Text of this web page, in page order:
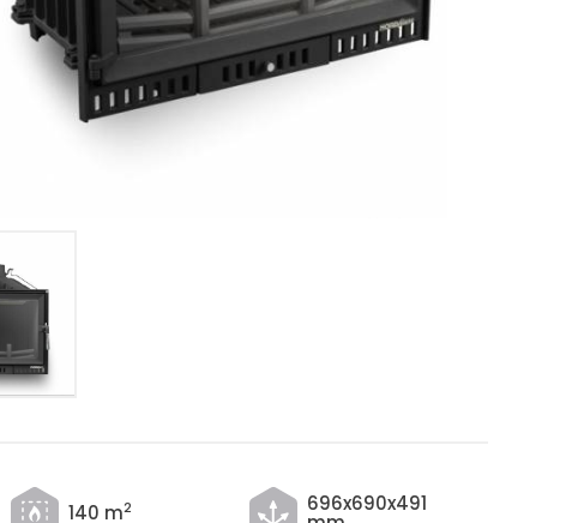
140 m2 696x690x491